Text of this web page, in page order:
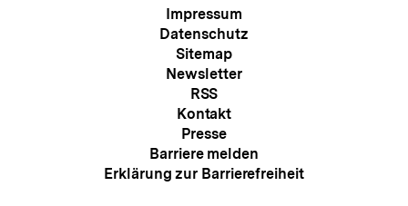
Meta-
Navigation
Impressum
Datenschutz
Sitemap
Newsletter
RSS
Kontakt
Presse
Barriere melden
Erklärung zur Barrierefreiheit